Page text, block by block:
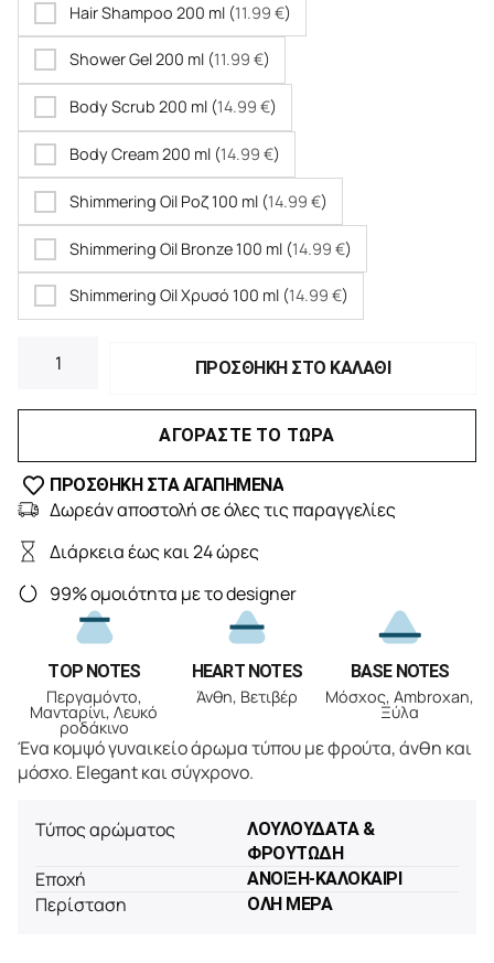
Hair Shampoo 200 ml (11.99 €)
Shower Gel 200 ml (11.99 €)
Body Scrub 200 ml (14.99 €)
Body Cream 200 ml (14.99 €)
Shimmering Oil Ροζ 100 ml (14.99 €)
Shimmering Oil Bronze 100 ml (14.99 €)
Shimmering Oil Χρυσό 100 ml (14.99 €)
ΠΡΟΣΘΗΚΗ ΣΤΟ ΚΑΛΑΘΙ
ΑΓΟΡΑΣΤΕ ΤΟ ΤΩΡΑ
ΠΡΟΣΘΗΚΗ ΣΤΑ ΑΓΑΠΗΜΕΝΑ
Δωρεάν αποστολή σε όλες τις παραγγελίες
Διάρκεια έως και 24 ώρες
99% ομοιότητα με το designer
TOP NOTES
Περγαμόντο,
Μανταρίνι, Λευκό
ροδάκινο
HEART NOTES
Άνθη, Βετιβέρ
BASE NOTES
Μόσχος, Ambroxan,
Ξύλα
Ένα κομψό γυναικείο άρωμα τύπου με φρούτα, άνθη και
μόσχο. Elegant και σύγχρονο.
Τύπος αρώματος
ΛΟΥΛΟΥΔΑΤΑ &
ΦΡΟΥΤΩΔΗ
Εποχή ΑΝΟΙΞΗ-ΚΑΛΟΚΑΙΡΙ
Περίσταση ΟΛΗ ΜΕΡΑ